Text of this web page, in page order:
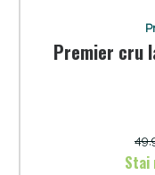
Premier cru
Stai